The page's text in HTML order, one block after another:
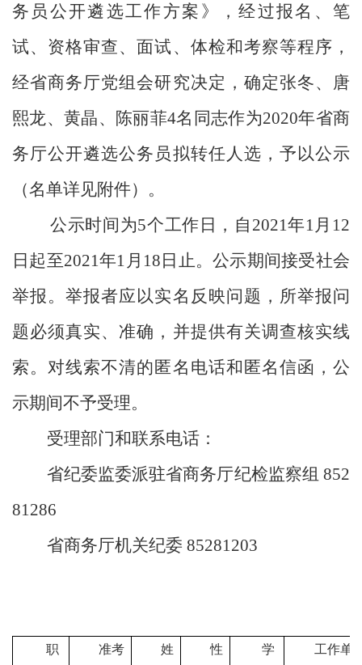
务员公开遴选工作方案》，经过报名、笔
试、资格审查、面试、体检和考察等程序，
经省商务厅党组会研究决定，确定张冬、唐
熙龙、黄晶、陈丽菲4名同志作为2020年省商
务厅公开遴选公务员拟转任人选，予以公示
（名单详见附件）。
公示时间为5个工作日，自 2021年1 月 12
日起至2021年1 月 18 日止。公示期间接受社会
举报。举报者应以实名反映问题，所举报问
题必须真实、准确，并提供有关调查核实线
索。对线索不清的匿名电话和匿名信函，公
示期间不予受理。
受理部门和联系电话：
省纪委监委派驻省商务厅纪检监察组 852
81286
省商务厅机关纪委85281203
职
准考
姓
性
学
工作单